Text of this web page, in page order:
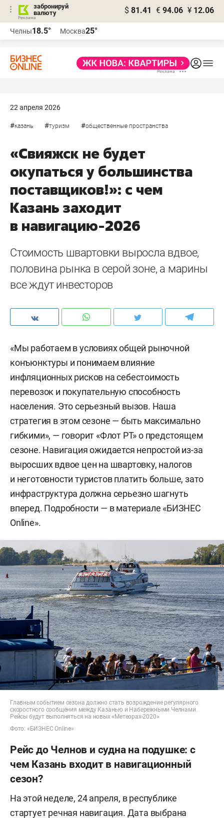
забронируй
валюту
$ 81.41 € 94.06 ¥ 12.06
Челны18.5° Москва25°
22 апреля 2026
#казань #туризм #общественные пространства
«Свияжск не будет
окупаться у большинства
поставщиков!»: с чем
Казань заходит
в навигацию-2026
Стоимость швартовки выросла вдвое,
половина рынка в серой зоне, а марины
все ждут инвесторов
«Мы работаем в условиях общей рыночной
конъюнктуры и понимаем влияние
инфляционных рисков на себестоимость
перевозок и покупательную способность
населения. Это серьезный вызов. Наша
стратегия в этом сезоне — быть максимально
гибкими», — говорит «Флот РТ» о предстоящем
сезоне. Навигация ожидается непростой из-за
выросших вдвое цен на швартовку, налогов
и неготовности туристов платить больше, зато
инфраструктура должна серьезно шагнуть
вперед. Подробности — в материале «БИЗНЕС
Online».
Главным событием сезона должно стать возрождение регулярного
скоростного сообщения между Казанью и Набережными Челнами.
Рейсы будут выполняться на новых «Метеорах-2020»
Фото: «БИЗНЕС Online»
Рейс до Челнов и судна на подушке: с
чем Казань входит в навигационный
сезон?
На этой неделе, 24 апреля, в республике
стартует речная навигация. Дата выбрана